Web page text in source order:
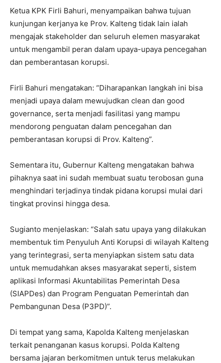
Ketua KPK Firli Bahuri, menyampaikan bahwa tujuan
kunjungan kerjanya ke Prov. Kalteng tidak lain ialah
mengajak stakeholder dan seluruh elemen masyarakat
untuk mengambil peran dalam upaya-upaya pencegahan
dan pemberantasan korupsi.
Firli Bahuri mengatakan: “Diharapankan langkah ini bisa
menjadi upaya dalam mewujudkan clean dan good
governance, serta menjadi fasilitasi yang mampu
mendorong penguatan dalam pencegahan dan
pemberantasan korupsi di Prov. Kalteng”.
Sementara itu, Gubernur Kalteng mengatakan bahwa
pihaknya saat ini sudah membuat suatu terobosan guna
menghindari terjadinya tindak pidana korupsi mulai dari
tingkat provinsi hingga desa.
Sugianto menjelaskan: “Salah satu upaya yang dilakukan
membentuk tim Penyuluh Anti Korupsi di wilayah Kalteng
yang terintegrasi, serta menyiapkan sistem satu data
untuk memudahkan akses masyarakat seperti, sistem
aplikasi Informasi Akuntabilitas Pemerintah Desa
(SIAPDes) dan Program Penguatan Pemerintah dan
Pembangunan Desa (P3PD)”.
Di tempat yang sama, Kapolda Kalteng menjelaskan
terkait penanganan kasus korupsi. Polda Kalteng
bersama jajaran berkomitmen untuk terus melakukan